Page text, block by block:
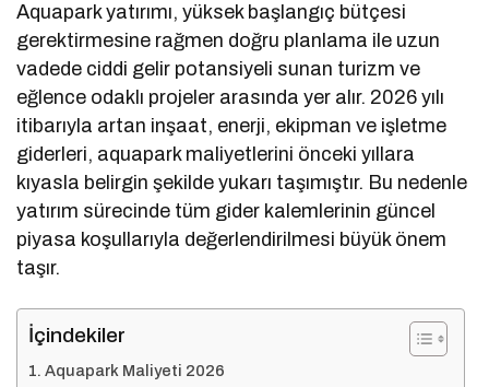
Aquapark yatırımı, yüksek başlangıç bütçesi
gerektirmesine rağmen doğru planlama ile uzun
vadede ciddi gelir potansiyeli sunan turizm ve
eğlence odaklı projeler arasında yer alır. 2026 yılı
itibarıyla artan inşaat, enerji, ekipman ve işletme
giderleri, aquapark maliyetlerini önceki yıllara
kıyasla belirgin şekilde yukarı taşımıştır. Bu nedenle
yatırım sürecinde tüm gider kalemlerinin güncel
piyasa koşullarıyla değerlendirilmesi büyük önem
taşır.
İçindekiler
Aquapark Maliyeti 2026